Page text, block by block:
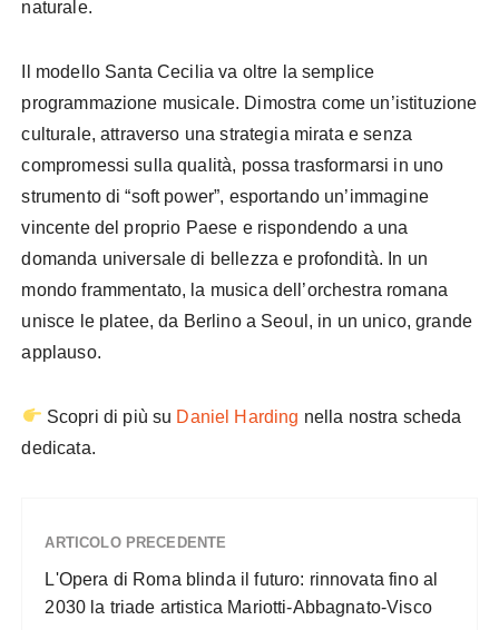
naturale.
Il modello Santa Cecilia va oltre la semplice
programmazione musicale. Dimostra come un’istituzione
culturale, attraverso una strategia mirata e senza
compromessi sulla qualità, possa trasformarsi in uno
strumento di “soft power”, esportando un’immagine
vincente del proprio Paese e rispondendo a una
domanda universale di bellezza e profondità. In un
mondo frammentato, la musica dell’orchestra romana
unisce le platee, da Berlino a Seoul, in un unico, grande
applauso.
Scopri di più su Daniel Harding nella nostra scheda
dedicata.
ARTICOLO PRECEDENTE
L'Opera di Roma blinda il futuro: rinnovata fino al
2030 la triade artistica Mariotti-Abbagnato-Visco